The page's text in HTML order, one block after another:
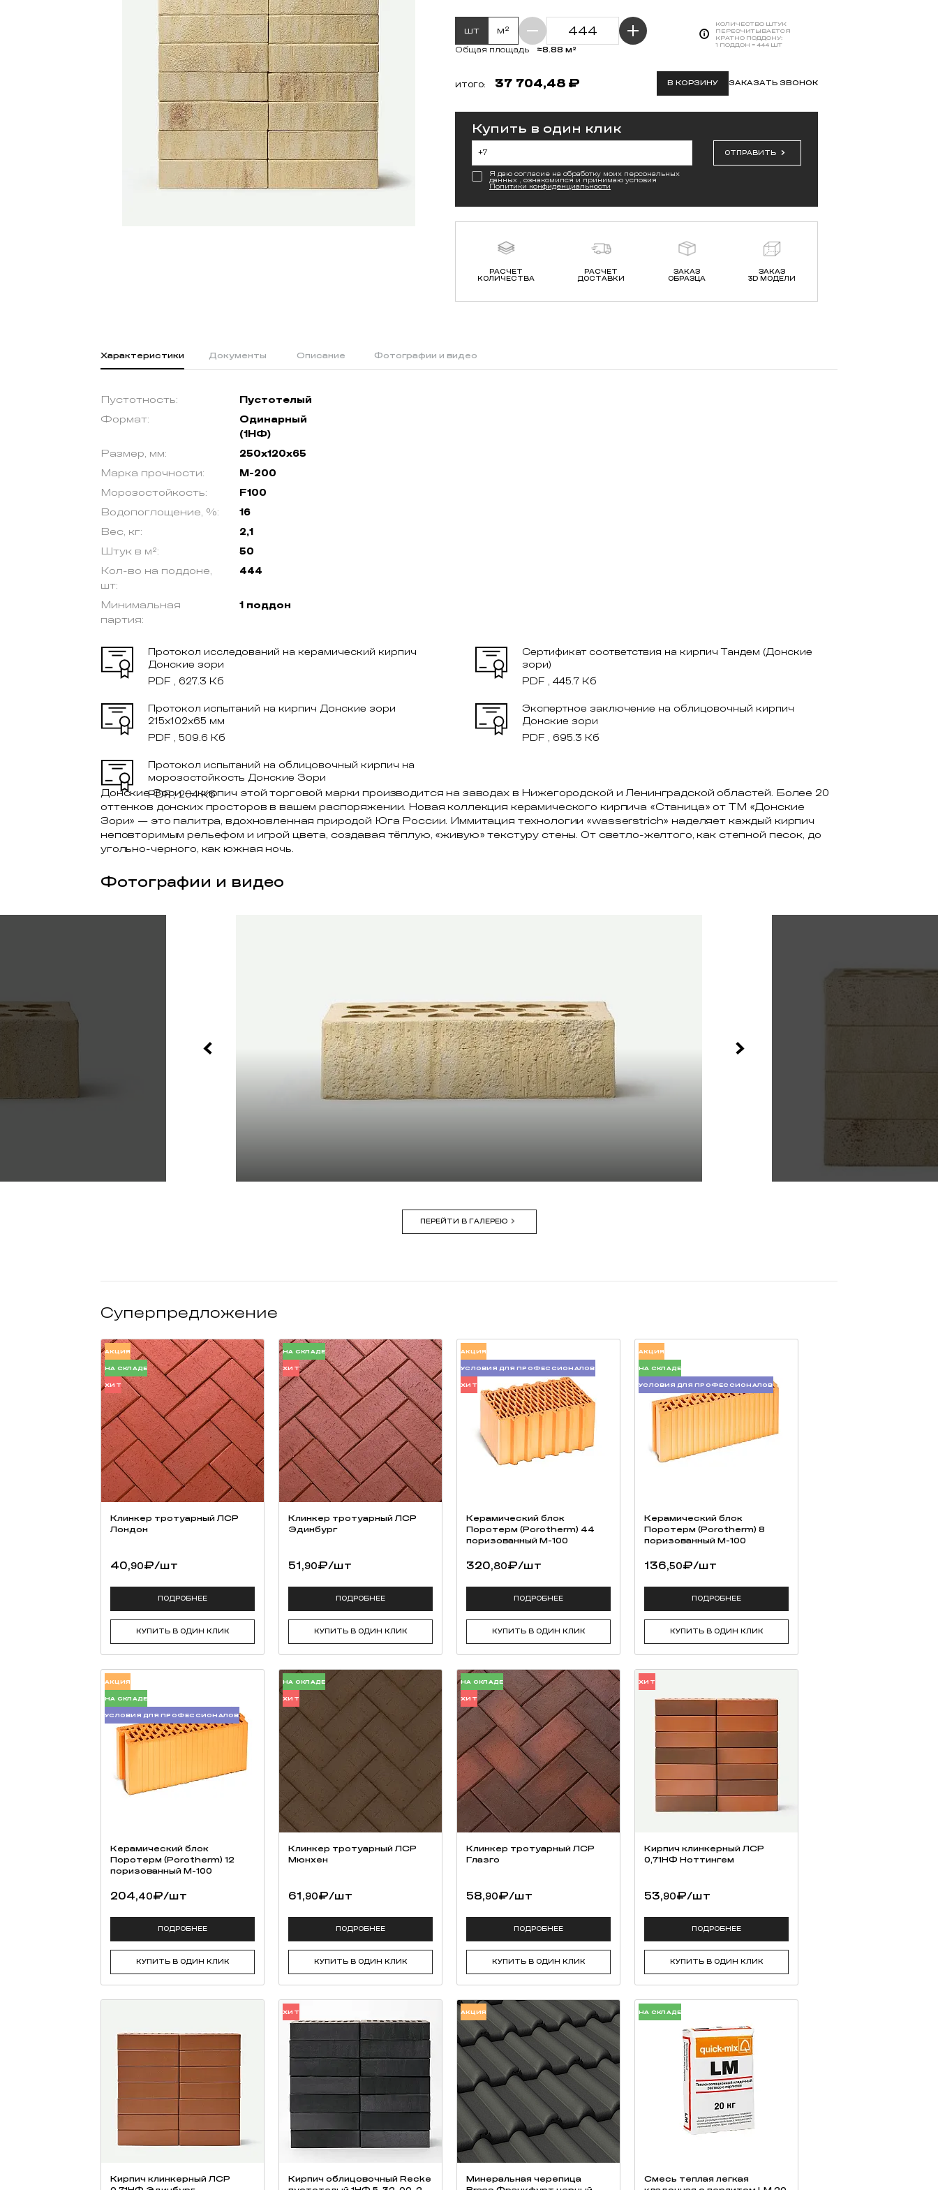
шт м²
Общая площадь ≈8.88 м²
КОЛИЧЕСТВО ШТУК
ПЕРЕСЧИТЫВАЕТСЯ
КРАТНО ПОДДОНУ:
1 ПОДДОН = 444 ШТ
ИТОГО: 37 704,48 ₽ В КОРЗИНУ ЗАКАЗАТЬ ЗВОНОК
Купить в один клик
ОТПРАВИТЬ
Я даю согласие на обработку моих персональных
данных , ознакомился и принимаю условия
Политики конфиденциальности
РАСЧЕТ
КОЛИЧЕСТВА
РАСЧЕТ
ДОСТАВКИ
ЗАКАЗ
ОБРАЗЦА
ЗАКАЗ
3D МОДЕЛИ
Характеристики Документы Описание Фотографии и видео
Пустотность:
Пустотелый
Формат:
Одинарный
(1НФ)
Размер, мм:
250х120х65
Марка прочности:
М-200
Морозостойкость:
F100
Водопоглощение, %:
16
Вес, кг:
2,1
Штук в м²:
50
Кол-во на поддоне,
шт:
444
Минимальная
партия:
1 поддон
Протокол исследований на керамический кирпич
Донские зори
PDF , 627.3 Кб
Протокол испытаний на кирпич Донские зори
215x102x65 мм
PDF , 509.6 Кб
Протокол испытаний на облицовочный кирпич на
морозостойкость Донские Зори
PDF , 204 Кб
Сертификат соответствия на кирпич Тандем (Донские
зори)
PDF , 445.7 Кб
Экспертное заключение на облицовочный кирпич
Донские зори
PDF , 695.3 Кб
Донские Зори — кирпич этой торговой марки производится на заводах в Нижегородской и Ленинградской областей. Более 20
оттенков донских просторов в вашем распоряжении. Новая коллекция керамического кирпича «Станица» от TM «Донские
Зори» — это палитра, вдохновленная природой Юга России. Иммитация технологии «wasserstrich» наделяет каждый кирпич
неповторимым рельефом и игрой цвета, создавая тёплую, «живую» текстуру стены. От светло-желтого, как степной песок, до
угольно-черного, как южная ночь.
Фотографии и видео
ПЕРЕЙТИ В ГАЛЕРЕЮ
Суперпредложение
АКЦИЯ
НА СКЛАДЕ
ХИТ
Клинкер тротуарный ЛСР
Лондон
40,90₽/шт
ПОДРОБНЕЕ
КУПИТЬ В ОДИН КЛИК
НА СКЛАДЕ
ХИТ
Клинкер тротуарный ЛСР
Эдинбург
51,90₽/шт
ПОДРОБНЕЕ
КУПИТЬ В ОДИН КЛИК
АКЦИЯ
УСЛОВИЯ ДЛЯ ПРОФЕССИОНАЛОВ
ХИТ
Керамический блок
Поротерм (Porotherm) 44
поризованный М-100
320,80₽/шт
ПОДРОБНЕЕ
КУПИТЬ В ОДИН КЛИК
АКЦИЯ
НА СКЛАДЕ
УСЛОВИЯ ДЛЯ ПРОФЕССИОНАЛОВ
Керамический блок
Поротерм (Porotherm) 8
поризованный М-100
136,50₽/шт
ПОДРОБНЕЕ
КУПИТЬ В ОДИН КЛИК
АКЦИЯ
НА СКЛАДЕ
УСЛОВИЯ ДЛЯ ПРОФЕССИОНАЛОВ
Керамический блок
Поротерм (Porotherm) 12
поризованный М-100
204,40₽/шт
ПОДРОБНЕЕ
КУПИТЬ В ОДИН КЛИК
НА СКЛАДЕ
ХИТ
Клинкер тротуарный ЛСР
Мюнхен
61,90₽/шт
ПОДРОБНЕЕ
КУПИТЬ В ОДИН КЛИК
НА СКЛАДЕ
ХИТ
Клинкер тротуарный ЛСР
Глазго
58,90₽/шт
ПОДРОБНЕЕ
КУПИТЬ В ОДИН КЛИК
ХИТ
Кирпич клинкерный ЛСР
0,71НФ Ноттингем
53,90₽/шт
ПОДРОБНЕЕ
КУПИТЬ В ОДИН КЛИК
Кирпич клинкерный ЛСР
ХИТ
Кирпич облицовочный Recke
АКЦИЯ
Минеральная черепица
НА СКЛАДЕ
Смесь теплая легкая